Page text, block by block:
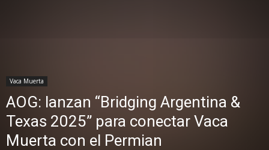
Vaca Muerta
AOG: lanzan “Bridging Argentina &
Texas 2025” para conectar Vaca
Muerta con el Permian